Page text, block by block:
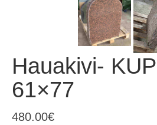
Hauakivi-
61×77
480.00€